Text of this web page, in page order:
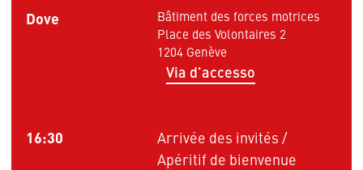
Dove
Bâtiment des forces motrices
Place des Volontaires 2
1204 Genève
Via d'accesso
16:30
Arrivée des invités /
Apéritif de bienvenue